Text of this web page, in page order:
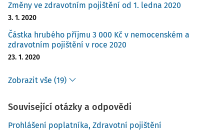
Změny ve zdravotním pojištění od 1. ledna 2020
3. 1. 2020
Částka hrubého příjmu 3 000 Kč v nemocenském a
zdravotním pojištění v roce 2020
23. 1. 2020
Zobrazit vše (19)
Související otázky a odpovědi
Prohlášení poplatníka, Zdravotní pojištění